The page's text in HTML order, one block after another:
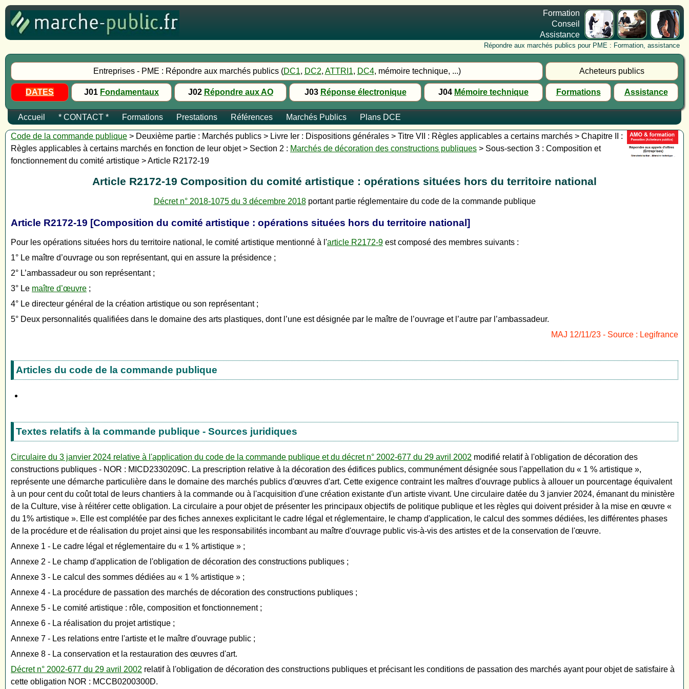
Formation
Conseil
Assistance
Répondre aux marchés publics pour PME : Formation, assistance
Entreprises - PME : Répondre aux marchés publics (DC1, DC2, ATTRI1, DC4, mémoire technique, ...) Acheteurs publics
DATES J01 Fondamentaux J02 Répondre aux AO J03 Réponse électronique J04 Mémoire technique Formations Assistance
Accueil * CONTACT * Formations Prestations Références Marchés Publics Plans DCE
Code de la commande publique > Deuxième partie : Marchés publics > Livre Ier : Dispositions générales > Titre VII : Règles applicables a certains marchés > Chapitre II :
Règles applicables à certains marchés en fonction de leur objet > Section 2 : Marchés de décoration des constructions publiques > Sous-section 3 : Composition et
fonctionnement du comité artistique > Article R2172-19
Article R2172-19 Composition du comité artistique : opérations situées hors du territoire national
Décret n° 2018-1075 du 3 décembre 2018portant partie réglementaire du code de la commande publique
Article R2172-19 [Composition du comité artistique : opérations situées hors du territoire national]
Pour les opérations situées hors du territoire national, le comité artistique mentionné à l'article R2172-9 est composé des membres suivants :
1° Le maître d’ouvrage ou son représentant, qui en assure la présidence ;
2° L’ambassadeur ou son représentant ;
3° Le maître d’œuvre ;
4° Le directeur général de la création artistique ou son représentant ;
5° Deux personnalités qualifiées dans le domaine des arts plastiques, dont l’une est désignée par le maître de l’ouvrage et l’autre par l’ambassadeur.
MAJ 12/11/23 - Source : Legifrance
Articles du code de la commande publique
Textes relatifs à la commande publique - Sources juridiques
Circulaire du 3 janvier 2024 relative à l'application du code de la commande publique et du décret n° 2002-677 du 29 avril 2002 modifié relatif à l'obligation de décoration des
constructions publiques - NOR : MICD2330209C. La prescription relative à la décoration des édifices publics, communément désignée sous l'appellation du « 1 % artistique »,
représente une démarche particulière dans le domaine des marchés publics d'œuvres d'art. Cette exigence contraint les maîtres d'ouvrage publics à allouer un pourcentage équivalent
à un pour cent du coût total de leurs chantiers à la commande ou à l'acquisition d'une création existante d'un artiste vivant. Une circulaire datée du 3 janvier 2024, émanant du ministère
de la Culture, vise à réitérer cette obligation. La circulaire a pour objet de présenter les principaux objectifs de politique publique et les règles qui doivent présider à la mise en œuvre «
du 1% artistique ». Elle est complétée par des fiches annexes explicitant le cadre légal et réglementaire, le champ d'application, le calcul des sommes dédiées, les différentes phases
de la procédure et de réalisation du projet ainsi que les responsabilités incombant au maître d'ouvrage public vis-à-vis des artistes et de la conservation de l'œuvre.
Annexe 1 - Le cadre légal et réglementaire du « 1 % artistique » ;
Annexe 2 - Le champ d'application de l'obligation de décoration des constructions publiques ;
Annexe 3 - Le calcul des sommes dédiées au « 1 % artistique » ;
Annexe 4 - La procédure de passation des marchés de décoration des constructions publiques ;
Annexe 5 - Le comité artistique : rôle, composition et fonctionnement ;
Annexe 6 - La réalisation du projet artistique ;
Annexe 7 - Les relations entre l'artiste et le maître d'ouvrage public ;
Annexe 8 - La conservation et la restauration des œuvres d'art.
Décret n° 2002-677 du 29 avril 2002 relatif à l'obligation de décoration des constructions publiques et précisant les conditions de passation des marchés ayant pour objet de satisfaire à
cette obligation NOR : MCCB0200300D.